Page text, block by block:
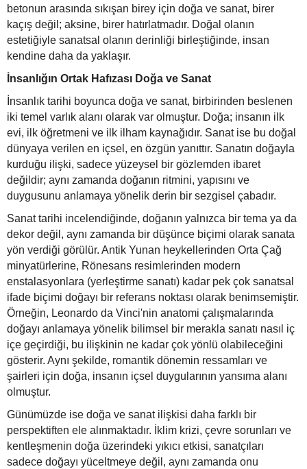
betonun arasında sıkışan birey için doğa ve sanat, birer
kaçış değil; aksine, birer hatırlatmadır. Doğal olanın
estetiğiyle sanatsal olanın derinliği birleştiğinde, insan
kendine daha da yaklaşır.
İnsanlığın Ortak Hafızası Doğa ve Sanat
İnsanlık tarihi boyunca doğa ve sanat, birbirinden beslenen
iki temel varlık alanı olarak var olmuştur. Doğa; insanın ilk
evi, ilk öğretmeni ve ilk ilham kaynağıdır. Sanat ise bu doğal
dünyaya verilen en içsel, en özgün yanıttır. Sanatın doğayla
kurduğu ilişki, sadece yüzeysel bir gözlemden ibaret
değildir; aynı zamanda doğanın ritmini, yapısını ve
duygusunu anlamaya yönelik derin bir sezgisel çabadır.
Sanat tarihi incelendiğinde, doğanın yalnızca bir tema ya da
dekor değil, aynı zamanda bir düşünce biçimi olarak sanata
yön verdiği görülür. Antik Yunan heykellerinden Orta Çağ
minyatürlerine, Rönesans resimlerinden modern
enstalasyonlara (yerleştirme sanatı) kadar pek çok sanatsal
ifade biçimi doğayı bir referans noktası olarak benimsemiştir.
Örneğin, Leonardo da Vinci'nin anatomi çalışmalarında
doğayı anlamaya yönelik bilimsel bir merakla sanatı nasıl iç
içe geçirdiği, bu ilişkinin ne kadar çok yönlü olabileceğini
gösterir. Aynı şekilde, romantik dönemin ressamları ve
şairleri için doğa, insanın içsel duygularının yansıma alanı
olmuştur.
Günümüzde ise doğa ve sanat ilişkisi daha farklı bir
perspektiften ele alınmaktadır. İklim krizi, çevre sorunları ve
kentleşmenin doğa üzerindeki yıkıcı etkisi, sanatçıları
sadece doğayı yüceltmeye değil, aynı zamanda onu